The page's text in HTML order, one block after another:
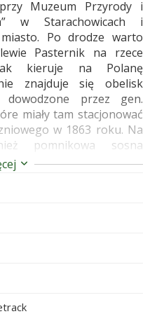
Muzeum Przyrody i
w Starachowicach i
Po drodze warto
Pasternik na rzece
kieruje na Polanę
znajduje się obelisk
dowodzone przez gen.
miały tam stacjonować
w 1863 roku. Na
pomnikowa sosna
ze szlakiem niebieskim
– rezerwat „Wykus”,
W pobliżu „Wykusu”
z Harcerską Drogą
przechodzi przez
oraz zakola rzeki
znajdują się groby
Lange ps. "Szyling" oraz